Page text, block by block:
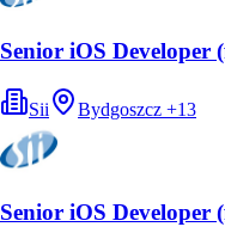
Senior iOS Developer
Sii Bydgoszcz +13
Senior iOS Developer